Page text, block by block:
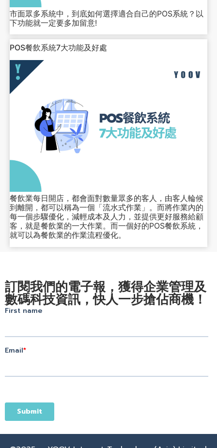
市面眾多系統中，到底如何選擇適合自己的POS系統？以
下功能就一定要多加留意!
POS餐飲系統7大功能及好處
餐飲業每日開店，都會面對數量眾多的客人，由客人輪候
到離開，都可以稱為一個「流水式作業」。而將作業內的
每一個步驟優化，減輕成本及人力，並提供更好服務給顧
客，就是餐飲業的一大作業。而一個好的POS餐飲系統，
就可以為餐飲業的作業流程優化。
訂閱我們的電子報，獲得企業管理及
數碼科技資訊，快人一步搶佔商機！